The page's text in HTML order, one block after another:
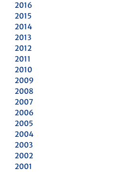
2016
2015
2014
2013
2012
2011
2010
2009
2008
2007
2006
2005
2004
2003
2002
2001